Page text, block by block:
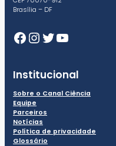
Brasília – DF
Facebook
Instagram
Twitter
Youtube
Institucional
Sobre o Canal Ciência
Equipe
Parceiros
Notícias
Política de privacidade
Glossário